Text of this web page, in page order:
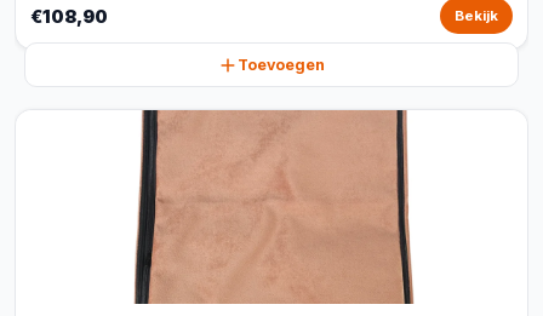
€108,90 Bekijk
Toevoegen